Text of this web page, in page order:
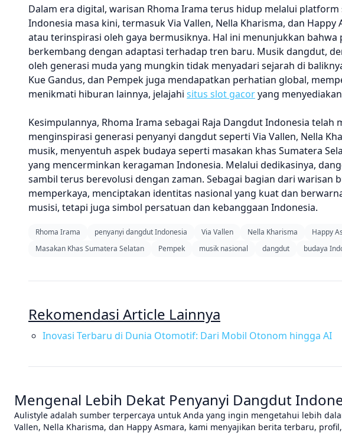
Dalam era digital, warisan Rhoma Irama terus hidup melalui
Indonesia masa kini, termasuk Via Vallen, Nella Kharisma, dan
atau terinspirasi oleh gaya bermusiknya. Hal ini menunjukkan
berkembang dengan adaptasi terhadap tren baru. Musik dangdut,
oleh generasi muda yang mungkin tidak menyadari sejarah di
Kue Gandus, dan Pempek juga mendapatkan perhatian global,
menikmati hiburan lainnya, jelajahi situs slot gacoryang
Kesimpulannya, Rhoma Irama sebagai Raja Dangdut Indonesia
menginspirasi generasi penyanyi dangdut seperti Via Vallen, Nella
musik, menyentuh aspek budaya seperti masakan khas Sumatera
yang mencerminkan keragaman Indonesia. Melalui dedikasinya,
sambil terus berevolusi dengan zaman. Sebagai bagian dari warisan
memperkaya, menciptakan identitas nasional yang kuat dan
musisi, tetapi juga simbol persatuan dan kebanggaan Indonesia.
Rhoma Irama penyanyi dangdut Indonesia Via Vallen Nella Kharisma Happy
Masakan Khas Sumatera Selatan
Pempek musik nasional dangdut budaya
Rekomendasi Article Lainnya
Inovasi Terbaru di Dunia Otomotif: Dari Mobil Otonom hingga AI
Mengenal Lebih Dekat Penyanyi Dangdut
Aulistyle adalah sumber terpercaya untuk Anda yang ingin mengetahui lebih
Vallen, Nella Kharisma, dan Happy Asmara, kami menyajikan berita terbaru,